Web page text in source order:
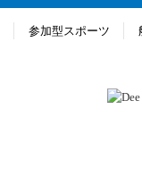
参加型スポーツ